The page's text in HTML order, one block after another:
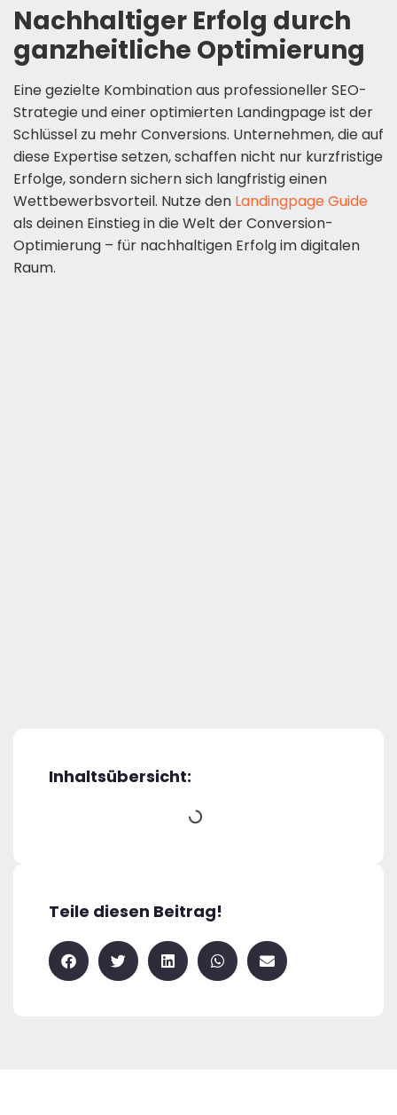
Nachhaltiger Erfolg durch
ganzheitliche Optimierung
Eine gezielte Kombination aus professioneller SEO-
Strategie und einer optimierten Landingpage ist der
Schlüssel zu mehr Conversions. Unternehmen, die auf
diese Expertise setzen, schaffen nicht nur kurzfristige
Erfolge, sondern sichern sich langfristig einen
Wettbewerbsvorteil. Nutze den Landingpage Guide
als deinen Einstieg in die Welt der Conversion-
Optimierung – für nachhaltigen Erfolg im digitalen
Raum.
Inhaltsübersicht:
Teile diesen Beitrag!